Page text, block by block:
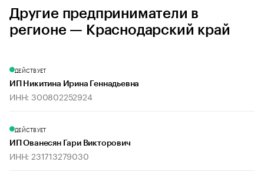
Другие предприниматели в
регионе — Краснодарский край
ДЕЙСТВУЕТ
ИП Никитина Ирина Геннадьевна
ИНН: 300802252924
ДЕЙСТВУЕТ
ИП Ованесян Гари Викторович
ИНН: 231713279030